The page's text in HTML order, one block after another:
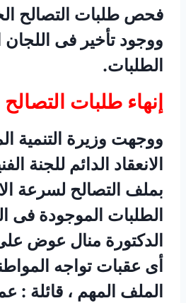
فحص طلبات التصالح
ووجود تأخير فى
الطلبات.
إنهاء طلبات التصالح
ووجهت وزيرة التنمية
الانعقاد الدائم للجنة
بملف التصالح لسرعة
الطلبات الموجودة
الدكتورة منال عوض
أى عقبات تواجه
الملف المهم ، قائلة :